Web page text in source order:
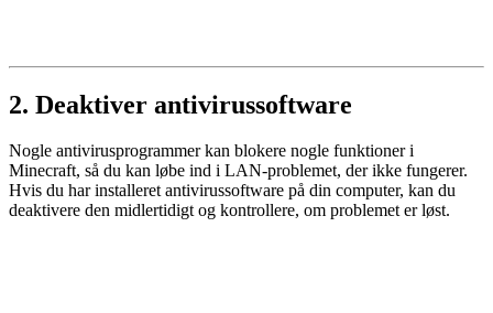
2. Deaktiver antivirussoftware
Nogle antivirusprogrammer kan blokere nogle funktioner i
Minecraft, så du kan løbe ind i LAN-problemet, der ikke fungerer.
Hvis du har installeret antivirussoftware på din computer, kan du
deaktivere den midlertidigt og kontrollere, om problemet er løst.